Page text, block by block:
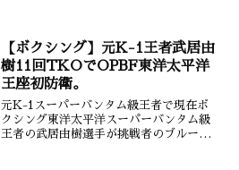
ン寸前まで追い込まれ体力...
【ボクシング】元K-1王者武居由
樹11回TKOでOPBF東洋太平洋
王座初防衛。
元K-1スーパーバンタム級王者で現在ボ
クシング東洋太平洋スーパーバンタム級
王者の武居由樹選手が挑戦者のブルー